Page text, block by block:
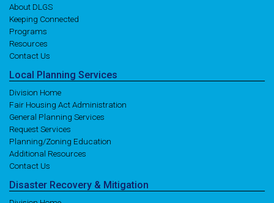
About DLGS
Keeping Connected
Programs
Resources
Contact Us
Local Planning Services
Division Home
Fair Housing Act Administration
General Planning Services
Request Services
Planning/Zoning Education
Additional Resources
Contact Us
Disaster Recovery & Mitigation